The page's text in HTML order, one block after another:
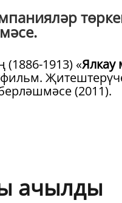
1913) «Ялкау
(2011).
ачылды